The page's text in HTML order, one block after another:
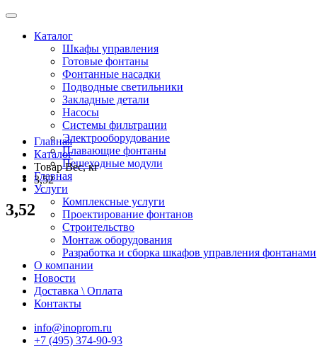
Каталог
Шкафы управления
Готовые фонтаны
Фонтанные насадки
Подводные светильники
Закладные детали
Насосы
Системы фильтрации
Электрооборудование
Плавающие фонтаны
Пешеходные модули
Главная
Услуги
Комплексные услуги
Проектирование фонтанов
Строительство
Монтаж оборудования
Разработка и сборка шкафов управления фонтанами
О компании
Новости
Доставка \ Оплата
Контакты
info@inoprom.ru
+7 (495) 374-90-93
Главная
Каталог
Товар Вес, кг
3,52
3,52